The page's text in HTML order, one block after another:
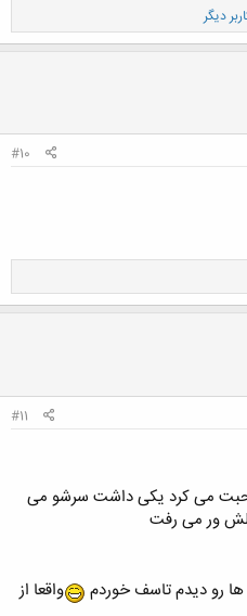
#10
#11
صحبت می کرد یکی داشت سرشو می
ور می رفت
ها رو دیدم تاسف خوردم
واقعا از